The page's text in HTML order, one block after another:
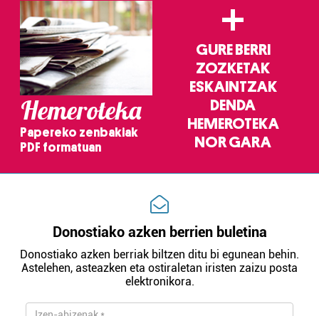
fitxategiak erabiltzen ditu. Zure esperientzia eta
zerbitzuak hobetzeko asmoz, cookie teknologiaz
baliatzen gara. Ohar hau onartuz gero, teknologia hori
erabiltzeko baimen esplizitua ematen diguzu.Gehiago
irakurri
Hemeroteka
Papereko zenbakiak
PDF formatuan
+
GURE BERRI
ZOZKETAK
ESKAINTZAK
DENDA
HEMEROTEKA
NOR GARA
Donostiako azken berrien buletina
Donostiako azken berriak biltzen ditu bi egunean behin.
Astelehen, asteazken eta ostiraletan iristen zaizu posta
elektronikora.